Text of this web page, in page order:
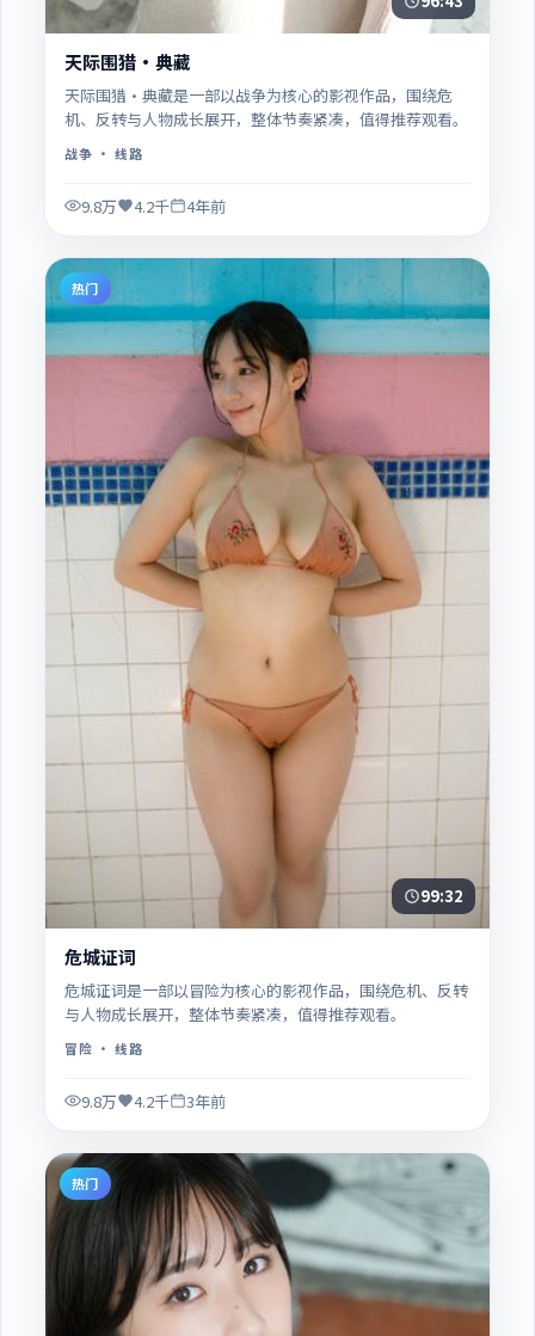
天际围猎·典藏
天际围猎·典藏是一部以战争为核心的影视作品，围绕危
机、反转与人物成长展开，整体节奏紧凑，值得推荐观看。
战争 · 线路
9.8万 4.2千 4年前
热门
99:32
危城证词
危城证词是一部以冒险为核心的影视作品，围绕危机、反转
与人物成长展开，整体节奏紧凑，值得推荐观看。
冒险 · 线路
9.8万 4.2千 3年前
热门